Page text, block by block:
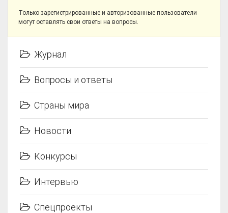
Только зарегистрированные и авторизованные пользователи
могут оставлять свои ответы на вопросы.
Журнал
Вопросы и ответы
Страны мира
Новости
Конкурсы
Интервью
Спецпроекты